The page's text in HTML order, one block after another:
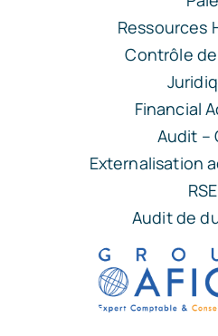
Ressources
Contrôle
Financial
Audit –
Externalisation
RSE
Audit de